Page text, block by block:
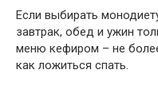
Если выбирать
завтрак, обед и ужин
меню кефиром – не
как ложиться спать.